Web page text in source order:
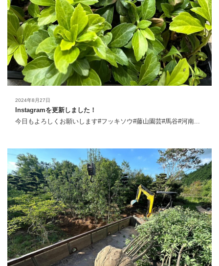
2024年8月27日
Instagramを更新しました！
今日もよろしくお願いします#フッキソウ#藤山園芸#馬谷#河南...